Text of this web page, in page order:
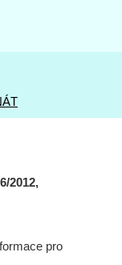
2012,
pro